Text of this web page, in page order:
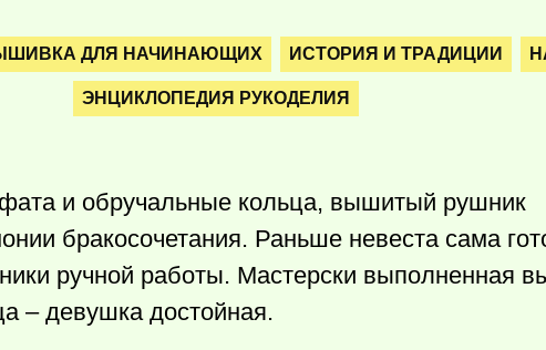
ДЛЯ НАЧИНАЮЩИХ ИСТОРИЯ И ТРАДИЦИИ
ЭНЦИКЛОПЕДИЯ РУКОДЕЛИЯ
и обручальные кольца, вышитый рушник
бракосочетания. Раньше невеста сама
ручной работы. Мастерски выполненная
– девушка достойная.